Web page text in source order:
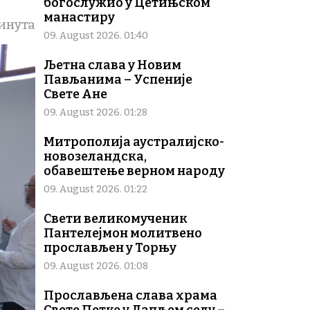
манастиру
09. August 2026. 01:40
Љетна слава у Новим
Пављанима – Успеније
Свете Ане
09. August 2026. 01:28
Митрополија аустралијско-
новозеландска,
обавештење верном народу
09. August 2026. 01:22
Свети великомученик
Пантелејмон молитвено
прослављен у Торњу
09. August 2026. 01:08
Прослављена слава храма